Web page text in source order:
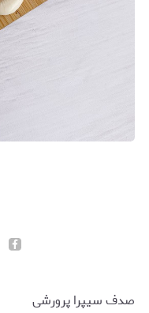
صدف سیپرا پرورشی